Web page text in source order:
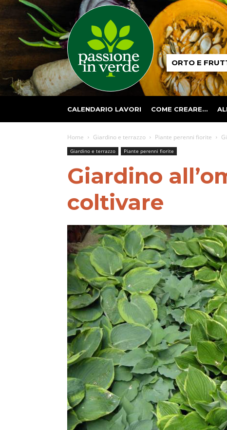
Passione
in ORTO E
CALENDARIO LAVORI COME CREARE…
Home Giardino e terrazzo Piante perenni fiorite
Giardino e terrazzo Piante perenni fiorite
Giardino
coltivare